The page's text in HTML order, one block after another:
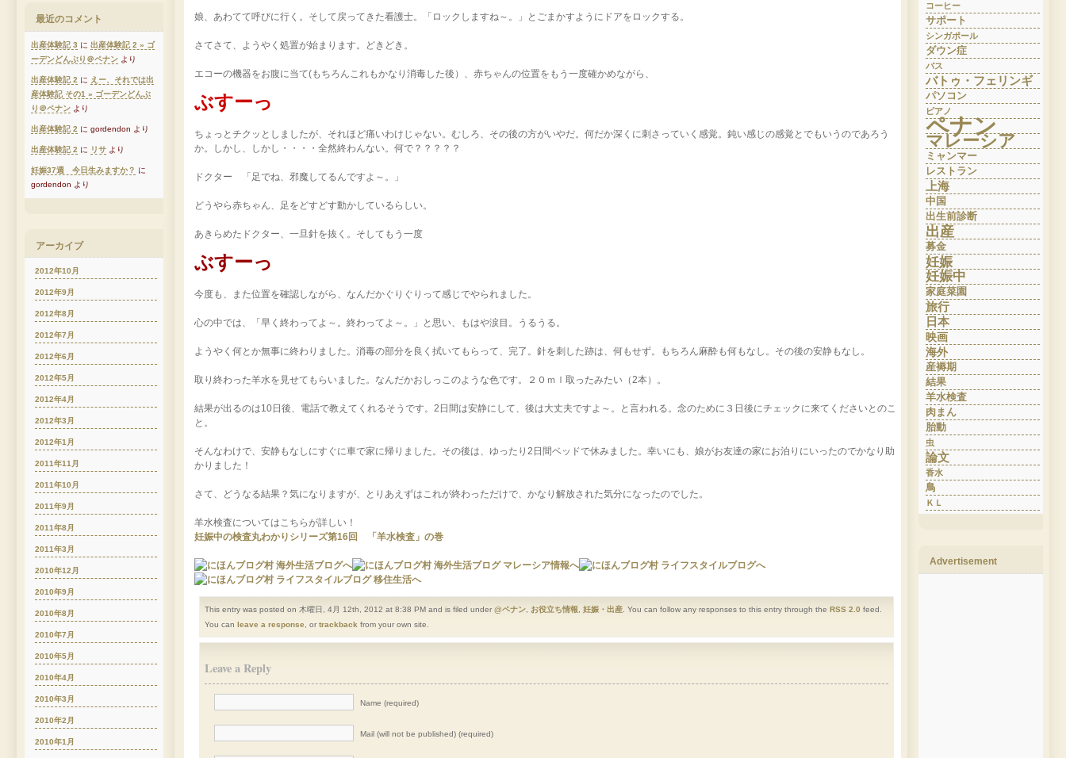
娘、あわてて呼びに行く。そして戻ってきた看護士。「ロックしますね～。」とごまかすようにドアをロックする。
さてさて、ようやく処置が始まります。どきどき。
エコーの機器をお腹に当て(もちろんこれもかなり消毒した後）、赤ちゃんの位置をもう一度確かめながら、
ぶすーっ
ちょっとチクッとしましたが、それほど痛いわけじゃない。むしろ、その後の方がいやだ。何だか深くに刺さっていく感覚。鈍い感じの感覚とでもいうのであろう
か。しかし、しかし・・・・全然終わんない。何で？？？？？
ドクター 「足でね、邪魔してるんですよ～。」
どうやら赤ちゃん、足をどすどす動かしているらしい。
あきらめたドクター、一旦針を抜く。そしてもう一度
ぶすーっ
今度も、また位置を確認しながら、なんだかぐりぐりって感じでやられました。
心の中では、「早く終わってよ～。終わってよ～。」と思い、もはや涙目。うるうる。
ようやく何とか無事に終わりました。消毒の部分を良く拭いてもらって、完了。針を刺した跡は、何もせず。もちろん麻酔も何もなし。その後の安静もなし。
取り終わった羊水を見せてもらいました。なんだかおしっこのような色です。２０ｍｌ取ったみたい（2本）。
結果が出るのは10日後、電話で教えてくれるそうです。2日間は安静にして、後は大丈夫ですよ～。と言われる。念のために３日後にチェックに来てくださいとのこ
と。
そんなわけで、安静もなしにすぐに車で家に帰りました。その後は、ゆったり2日間ベッドで休みました。幸いにも、娘がお友達の家にお泊りにいったのでかなり助
かりました！
さて、どうなる結果？気になりますが、とりあえずはこれが終わっただけで、かなり解放された気分になったのでした。
羊水検査についてはこちらが詳しい！
妊娠中の検査丸わかりシリーズ第16回 「羊水検査」の巻
This entry was posted on 木曜日, 4月 12th, 2012 at 8:38 PM and is filed under @ペナン, お役立ち情報 妊娠・出産. You can follow any responses to this entry through the RSS 2.0 feed.
You can leave a response , or trackback from your own site.
Leave a Reply
Name (required)
Mail (will not be published) (required)
最近のコメント
出産体験記 3 に 出産体験記 2 » ゴ
ーデンどんぶり＠ペナン より
出産体験記 2 に えー、それでは出
産体験記 その1 » ゴーデンどんぶ
り＠ペナン より
出産体験記 2 に gordendon より
出産体験記 2 に リサ より
妊娠37週 今日生みますか？ に
gordendon より
アーカイブ
2012年10月
2012年9月
2012年8月
2012年7月
2012年6月
2012年5月
2012年4月
2012年3月
2012年1月
2011年11月
2011年10月
2011年9月
2011年8月
2011年3月
2010年12月
2010年9月
2010年8月
2010年7月
2010年5月
2010年4月
2010年3月
2010年2月
2010年1月
コーヒー
サポート
シンガポール
ダウン症
バス
バトゥ・フェリンギ
パソコン
ピアノ
ペナン
マレーシア
ミャンマー
レストラン
上海
中国
出生前診断
出産
募金
妊娠
妊娠中
家庭菜園
旅行
日本
映画
海外
産褥期
結果
羊水検査
肉まん
胎動
虫
論文
香水
鳥
ＫＬ
Advertisement